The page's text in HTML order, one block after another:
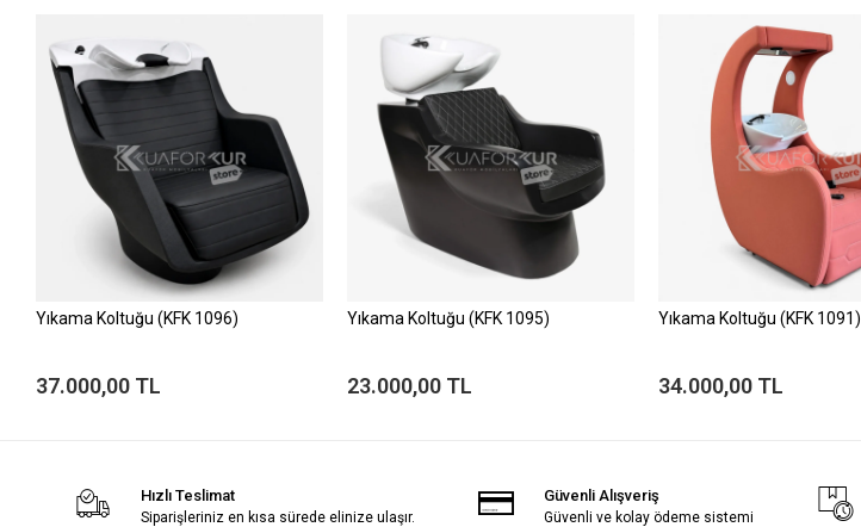
Yıkama Koltuğu (KFK 1096)
37.000,00 TL
Yıkama Koltuğu (KFK 1095)
23.000,00 TL
Yıkama Koltuğu (KFK 1091)
34.000,00 TL
Hızlı Teslimat
Siparişleriniz en kısa sürede elinize ulaşır.
Güvenli Alışveriş
Güvenli ve kolay ödeme sistemi